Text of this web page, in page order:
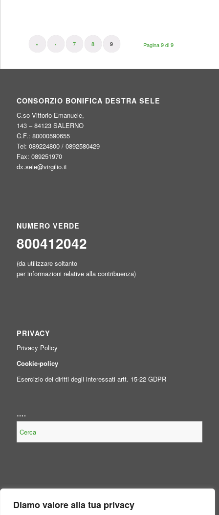
Diamo valore alla tua privacy
Pagina 9 di 9
« ‹ 7 8 9
CONSORZIO BONIFICA DESTRA SELE
C.so Vittorio Emanuele,
143 – 84123 SALERNO
C.F.: 80000590655
Tel: 089224800 / 0892580429
Fax: 089251970
dx.sele@virgilio.it
NUMERO VERDE
800412042
(da utilizzare soltanto
per informazioni relative alla contribuenza)
PRIVACY
Privacy Policy
Cookie-policy
Esercizio dei diritti degli interessati artt. 15-22 GDPR
….
NOTE LEGALI
Contenuto non presente perché non obbligatorio, per legge, per il